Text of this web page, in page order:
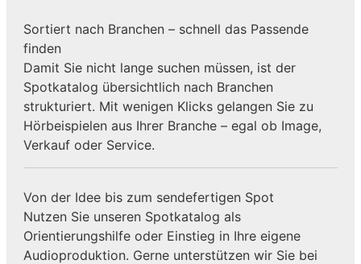
Sortiert nach Branchen – schnell das Passende
finden
Damit Sie nicht lange suchen müssen, ist der
Spotkatalog übersichtlich nach Branchen
strukturiert. Mit wenigen Klicks gelangen Sie zu
Hörbeispielen aus Ihrer Branche – egal ob Image,
Verkauf oder Service.
Von der Idee bis zum sendefertigen Spot
Nutzen Sie unseren Spotkatalog als
Orientierungshilfe oder Einstieg in Ihre eigene
Audioproduktion. Gerne unterstützen wir Sie bei